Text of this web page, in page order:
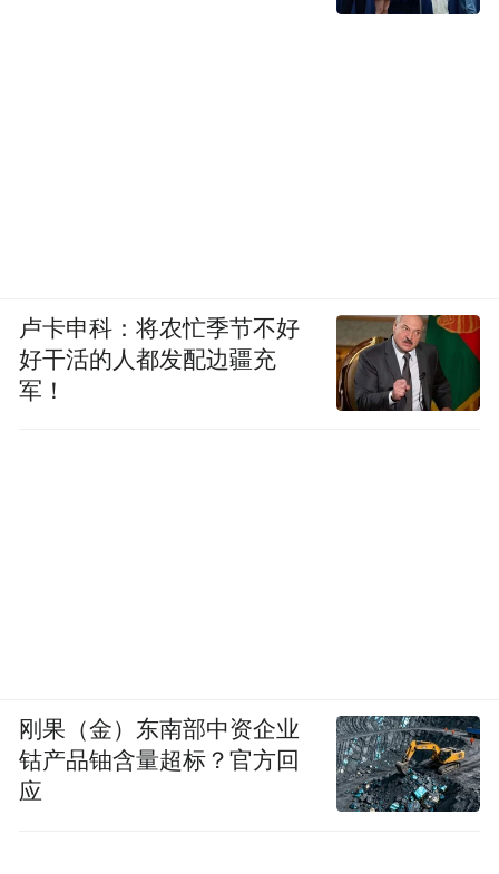
卢卡申科：将农忙季节不好
好干活的人都发配边疆充
军！
刚果（金）东南部中资企业
钴产品铀含量超标？官方回
应